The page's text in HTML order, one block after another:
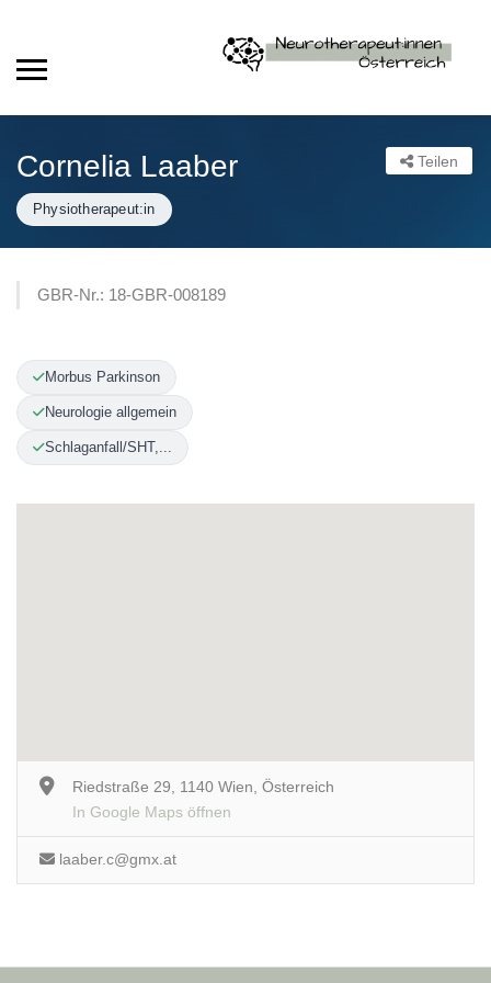
Cornelia Laaber
Physiotherapeut:in
Teilen
GBR-Nr.: 18-GBR-008189
Morbus Parkinson
Neurologie allgemein
Schlaganfall/SHT,...
Riedstraße 29, 1140 Wien, Österreich
In Google Maps öffnen
laaber.c@gmx.at